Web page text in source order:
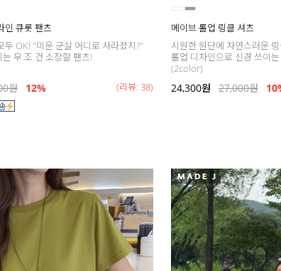
인 큐롯 팬츠
두 OK! "미운 군살 어디로 사라졌지?"
무.조.건 소장할 팬츠!
원 12% (리뷰: 38)
메이브 롤업 링클 셔츠
시원한 원단에 자연스러운
롤업 디자인으로 신경 쓰이
(2color)
24,300원 27,000원